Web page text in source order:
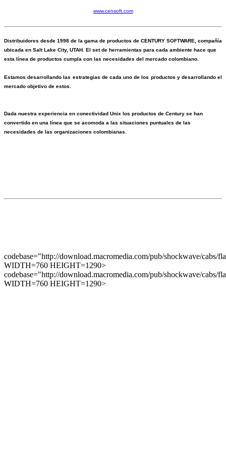
www.censoft.com
Distribuidores desde 1998 de la gama de productos de CENTURY SOFTWARE, compañía
ubicada en Salt Lake City, UTAH. El set de herramientas para cada ambiente hace que
esta línea de productos cumpla con las necesidades del mercado colombiano.
Estamos desarrollando las estrategias de cada uno de los productos y desarrollando el
mercado objetivo de estos.
Dada nuestra experiencia en conectividad Unix los productos de Century se han
convertido en una línea que se acomoda a las situaciones puntuales de las
necesidades de las organizaciones colombianas.
codebase="http://download.macromedia.com/pub/shockwave/cabs/
WIDTH=760 HEIGHT=1290>
codebase="http://download.macromedia.com/pub/shockwave/cabs/
WIDTH=760 HEIGHT=1290>